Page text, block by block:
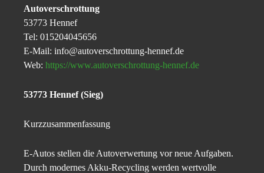
Autoverschrottung
53773 Hennef
Tel: 015204045656
E-Mail: info@autoverschrottung-hennef.de
Web: https://www.autoverschrottung-hennef.de
53773 Hennef (Sieg)
Kurzzusammenfassung
E-Autos stellen die Autoverwertung vor neue Aufgaben.
Durch modernes Akku-Recycling werden wertvolle